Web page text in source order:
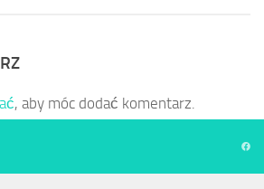
, aby móc dodać komentarz.